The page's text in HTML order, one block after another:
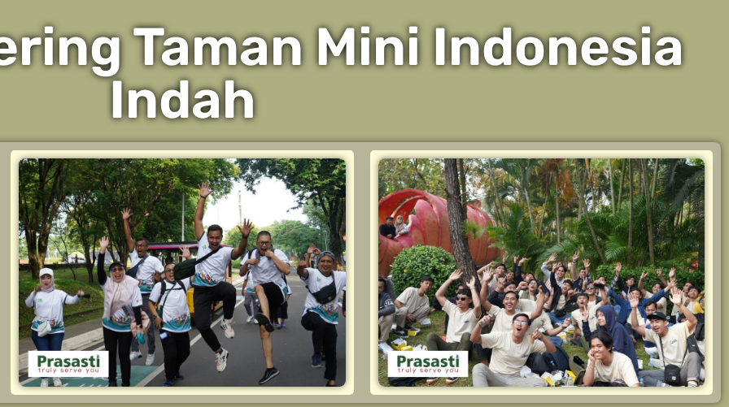
Taman Mini Indonesia
Indah